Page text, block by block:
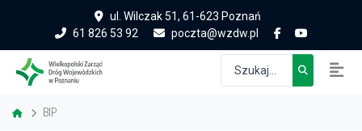
ul. Wilczak 51, 61-623 Poznań
61 826 53 92
poczta@wzdw.pl
BIP